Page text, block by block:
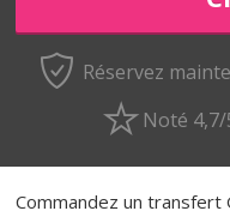
Réservez
Noté
Commandez un